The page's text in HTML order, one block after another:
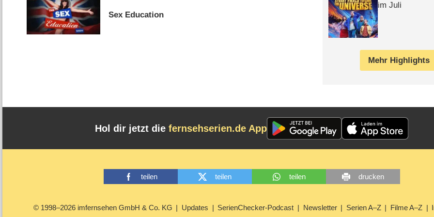
Sex Education
im Juli
Mehr Highlights
Hol dir jetzt die fernsehserien.de App
teilen teilen teilen drucken
© 1998–2026 imfernsehen GmbH & Co. KG Updates SerienChecker-Podcast Newsletter Serien A–Z Filme A–Z